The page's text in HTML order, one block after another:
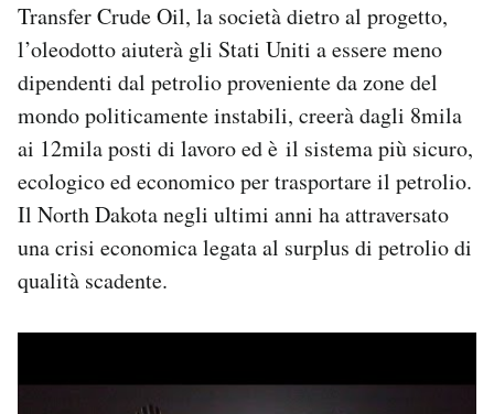
Transfer Crude Oil, la società dietro al progetto,
l’oleodotto aiuterà gli Stati Uniti a essere meno
dipendenti dal petrolio proveniente da zone del
mondo politicamente instabili, creerà dagli 8mila
ai 12mila posti di lavoro ed è il sistema più sicuro,
ecologico ed economico per trasportare il petrolio.
Il North Dakota negli ultimi anni ha attraversato
una crisi economica legata al surplus di petrolio di
qualità scadente.